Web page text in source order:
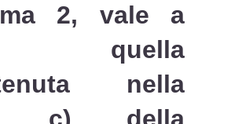
2, vale a
quella
nella